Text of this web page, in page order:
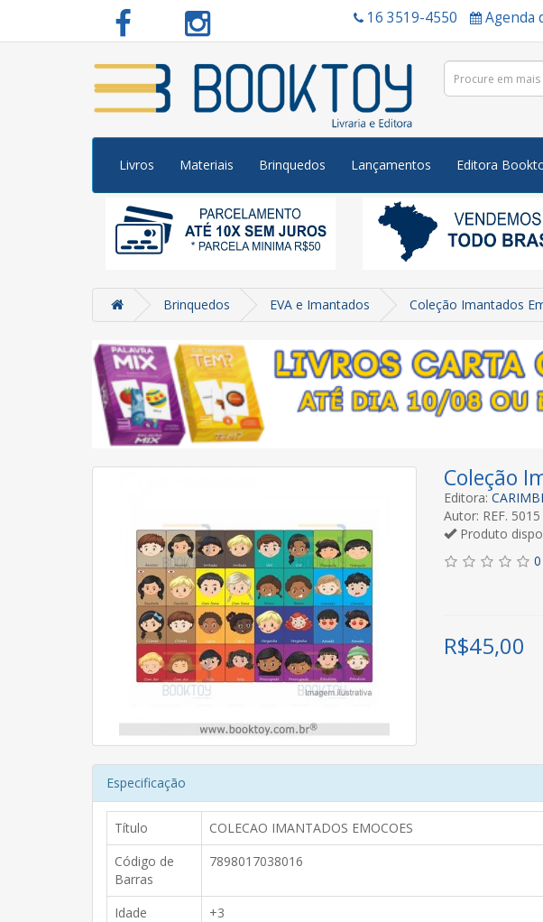
16 3519-4550 Agenda
Livros Materiais Brinquedos Lançamentos Editora
Brinquedos EVA e Imantados Coleção Imantados
Coleção
Editora:
Autor: REF. 5015
Produto
R$45,00
Especificação
Título
COLECAO IMANTADOS EMOCOES
Código de
Barras
7898017038016
Idade
+3